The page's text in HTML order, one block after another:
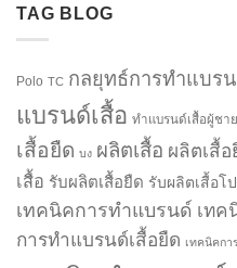
TAG BLOG
Polo TC กลยุทธ์การทำแบรน
แบรนด์เสื้อ ทำแบรนด์เสื้อผู้ชาย
เสื้อยืด บง ผลิตเสื้อ ผลิตเสื้อ
เสื้อ รับผลิตเสื้อยืด รับผลิตเสื้อโ
เทคนิคการทำแบรนด์ เทค
การทำแบรนด์เสื้อยืด เทคนิคกา